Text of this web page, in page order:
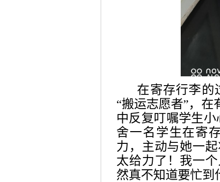
在寄存行李的
“搬运志愿者”，
中反复叮嘱学生
舍一名学生在寄
力，主动与她一
太给力了！我一
然真不知道要忙到